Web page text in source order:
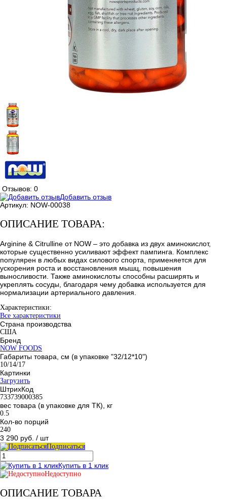
Отзывов: 0
Добавить отзыв
Артикул: NOW-00038
ОПИСАНИЕ ТОВАРА:
Arginine & Citrulline от NOW – это добавка из двух аминокислот,
которые существенно усиливают эффект пампинга. Комплекс
популярен в любых видах силового спорта, применяется для
ускорения роста и восстановления мышц, повышения
выносливости. Также аминокислоты способны расширять и
укреплять сосуды, благодаря чему добавка используется для
нормализации артериального давления.
Характеристики:
Все характеристики
Страна производства
США
Бренд
NOW FOODS
Габариты товара, см (в упаковке "32/12*10")
10/14/17
Картинки
Загрузить
ШтрихКод
733739000385
вес товара (в упаковке для ТК), кг
0.5
Кол-во порций
240
3 290 руб. / шт
Подписаться
Купить в 1 клик
Недоступно
ОПИСАНИЕ ТОВАРА